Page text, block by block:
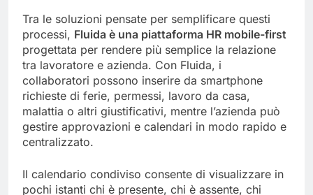
Tra le soluzioni pensate per semplificare questi
processi, Fluida è una piattaforma HR mobile-first
progettata per rendere più semplice la relazione
tra lavoratore e azienda. Con Fluida, i
collaboratori possono inserire da smartphone
richieste di ferie, permessi, lavoro da casa,
malattia o altri giustificativi, mentre l’azienda può
gestire approvazioni e calendari in modo rapido e
centralizzato.
Il calendario condiviso consente di visualizzare in
pochi istanti chi è presente, chi è assente, chi